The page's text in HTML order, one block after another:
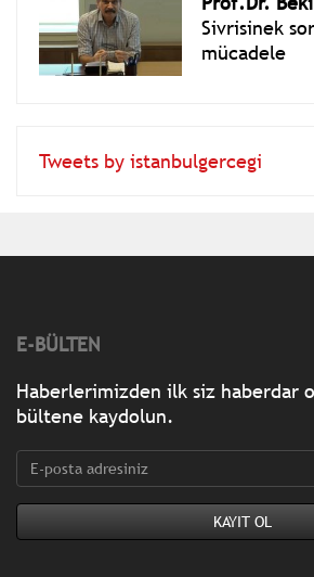
Sivrisinek
mücadele
Tweets by istanbulgercegi
E-BÜLTEN
Haberlerimizden ilk siz haberdar
bültene kaydolun.